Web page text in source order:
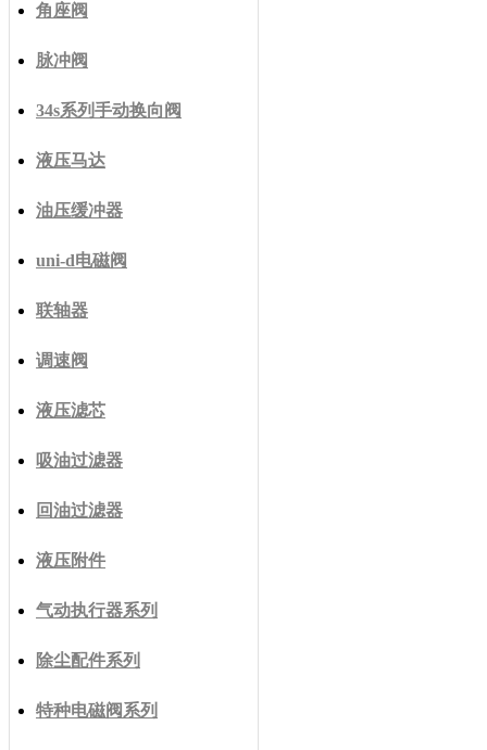
角座阀
脉冲阀
34s系列手动换向阀
液压马达
油压缓冲器
uni-d电磁阀
联轴器
调速阀
液压滤芯
吸油过滤器
回油过滤器
液压附件
气动执行器系列
除尘配件系列
特种电磁阀系列